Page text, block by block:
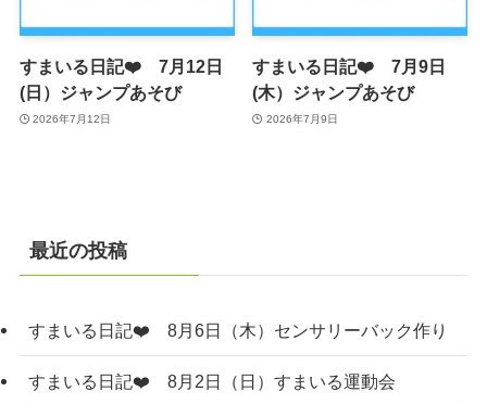
すまいる日記❤️ 7月12日
(日）ジャンプあそび
2026年7月12日
すまいる日記❤️ 7月9日
(木）ジャンプあそび
2026年7月9日
最近の投稿
すまいる日記❤️ 8月6日（木）センサリーバック作り
すまいる日記❤️ 8月2日（日）すまいる運動会